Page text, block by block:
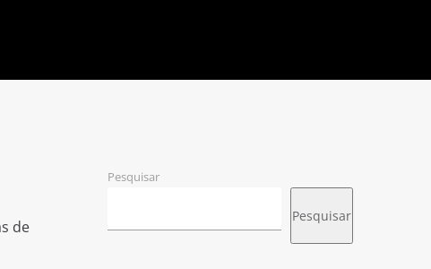
de
Pesquisar
Pesquisar